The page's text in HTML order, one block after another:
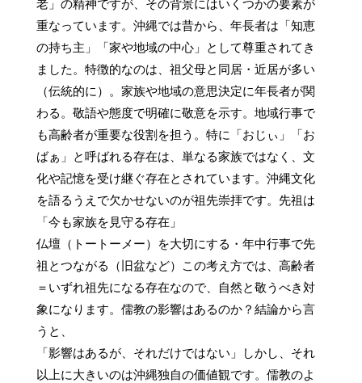
老」の精神ですが、その背景にはいくつかの要素が
重なっています。沖縄では昔から、年長者は「知恵
の持ち主」「家や地域の中心」として尊重されてき
ました。特徴的なのは、祖父母と同居・近居が多い
（伝統的に）。家族や地域の意思決定に年長者が関
わる。敬語や態度で明確に敬意を示す。地域行事で
も高齢者が重要な役割を担う。特に「おじぃ」「お
ばぁ」と呼ばれる存在は、単なる家族ではなく、文
化や記憶を受け継ぐ存在とされています。沖縄文化
を語るうえで欠かせないのが祖先崇拝です。先祖は
「今も家族を見守る存在」
仏壇（トートーメー）を大切にする・年中行事で先
祖とつながる（旧盆など）この考え方では、高齢者
＝いずれ祖先になる存在なので、自然と敬うべき対
象になります。儒教の影響はあるのか？結論から言
うと、
「影響はあるが、それだけではない」しかし、それ
以上に大きいのは沖縄独自の価値観です。儒教のよ